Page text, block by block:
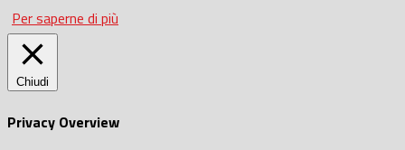
Per saperne di più
Chiudi
Privacy Overview